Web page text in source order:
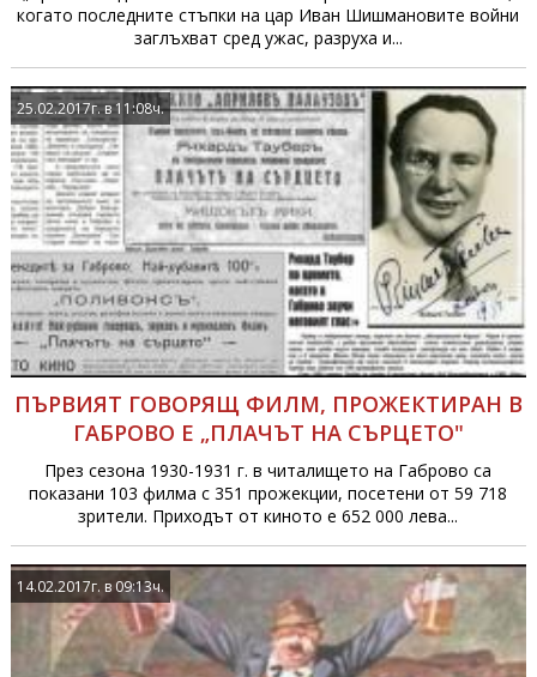
когато последните стъпки на цар Иван Шишмановите войни
заглъхват сред ужас, разруха и...
25.02.2017г. в 11:08ч.
ПЪРВИЯТ ГОВОРЯЩ ФИЛМ, ПРОЖЕКТИРАН В
ГАБРОВО Е „ПЛАЧЪТ НА СЪРЦЕТО"
През сезона 1930-1931 г. в читалището на Габрово са
показани 103 филма с 351 прожекции, посетени от 59 718
зрители. Приходът от киното е 652 000 лева...
14.02.2017г. в 09:13ч.